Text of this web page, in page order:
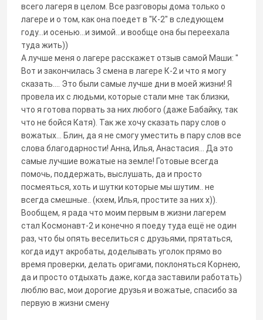
всего лагеря в целом. Все разговоры дома только о
лагере и о том, как она поедет в "К-2" в следующем
году…и осенью…и зимой…и вообще она бы переехала
туда жить))
А лучше меня о лагере расскажет отзыв самой Маши: "
Вот и закончилась 3 смена в лагере К-2 и что я могу
сказать.... Это были самые лучше дни в моей жизни! Я
провела их с людьми, которые стали мне так близки,
что я готова порвать за них любого (даже Бабайку, так
что не бойся Катя). Так же хочу сказать пару слов о
вожатых... Блин, да я не смогу уместить в пару слов все
слова благодарности! Анна, Илья, Анастасия... Да это
самые лучшие вожатые на земле! Готовые всегда
помочь, поддержать, выслушать, да и просто
посмеяться, хоть и шутки которые мы шутим.. не
всегда смешные.. (кхем, Илья, простите за них х)).
Вообщем, я рада что моим первым в жизни лагерем
стал Космонавт-2 и конечно я поеду туда ещё не один
раз, что бы опять веселиться с друзьями, прятаться,
когда идут акробаты, доделывать уголок прямо во
время проверки, делать оригами, поклоняться Корнею,
да и просто отдыхать даже, когда заставили работать)
люблю вас, мои дорогие друзья и вожатые, спасибо за
первую в жизни смену